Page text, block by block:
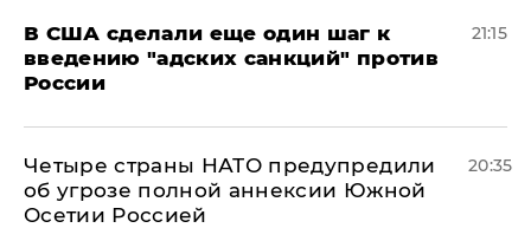
В США сделали еще один шаг к
введению "адских санкций" против
России
21:15
Четыре страны НАТО предупредили
об угрозе полной аннексии Южной
Осетии Россией
20:35